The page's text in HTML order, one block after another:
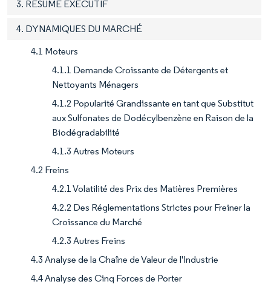
3. RÉSUMÉ EXÉCUTIF
4. DYNAMIQUES DU MARCHÉ
4.1 Moteurs
4.1.1 Demande Croissante de Détergents et
Nettoyants Ménagers
4.1.2 Popularité Grandissante en tant que Substitut
aux Sulfonates de Dodécylbenzène en Raison de la
Biodégradabilité
4.1.3 Autres Moteurs
4.2 Freins
4.2.1 Volatilité des Prix des Matières Premières
4.2.2 Des Réglementations Strictes pour Freiner la
Croissance du Marché
4.2.3 Autres Freins
4.3 Analyse de la Chaîne de Valeur de l'Industrie
4.4 Analyse des Cinq Forces de Porter